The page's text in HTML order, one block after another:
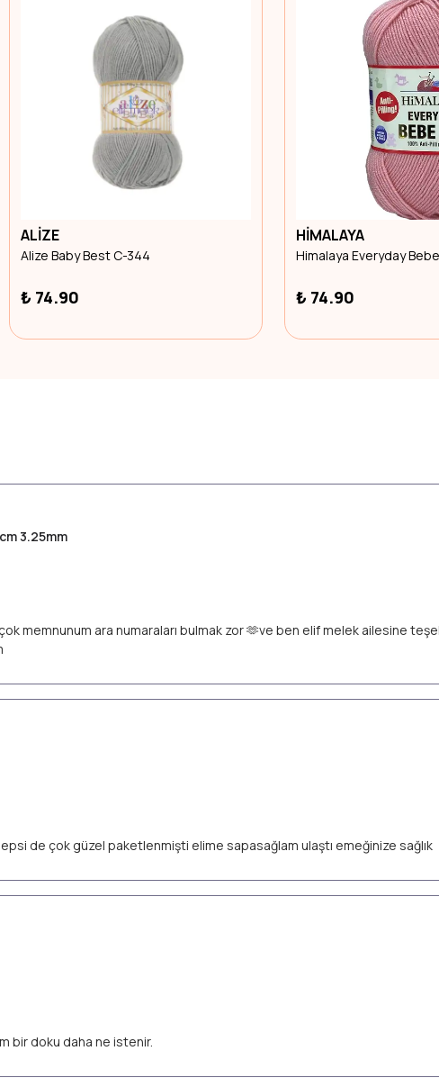
ALİZE
Alize Baby Best C-344
₺ 74.90
HİMALAYA
Himalaya Everyday
₺ 74.90
3.25mm
çok memnunum ara numaraları bulmak zor 🫶ve ben elif melek ailesine
de çok güzel paketlenmişti elime sapasağlam ulaştı emeğinize sağlık
bir doku daha ne istenir.